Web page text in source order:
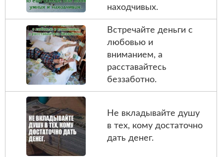
находчивых.
Встречайте деньги с
любовью и
вниманием, а
расставайтесь
беззаботно.
Не вкладывайте душу
в тех, кому достаточно
дать денег.